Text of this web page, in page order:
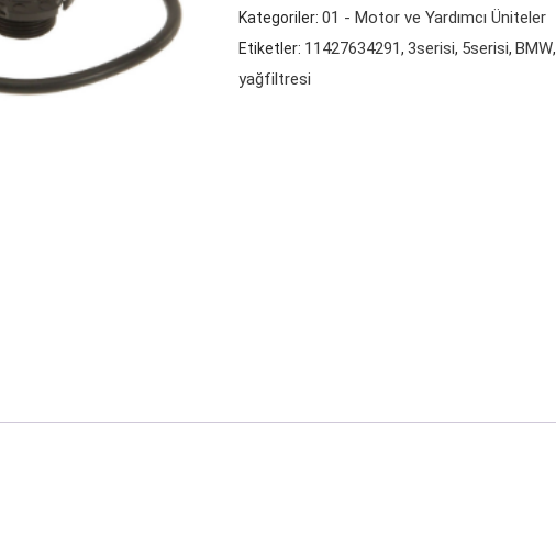
Kategoriler:01 - Motor ve Yardımcı Üniteler
Etiketler: 11427634291,3serisi, 5serisi, BMW,
yağfiltresi